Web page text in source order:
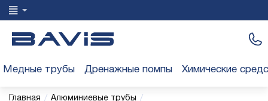
Медные трубы Дренажные помпы Химические
Главная / Алюминиевые трубы /